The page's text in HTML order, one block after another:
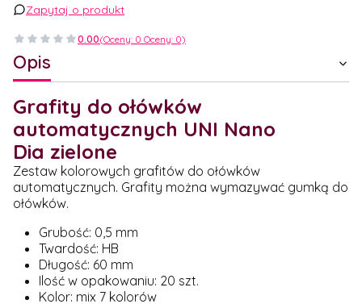
Zapytaj o produkt
0.00(Oceny: 0 Oceny: 0)
Opis
Grafity do ołówków
automatycznych UNI Nano
Dia zielone
Zestaw kolorowych grafitów do ołówków
automatycznych. Grafity można wymazywać gumką do
ołówków.
Grubość: 0,5 mm
Twardość: HB
Długość: 60 mm
Ilość w opakowaniu: 20 szt.
Kolor: mix 7 kolorów